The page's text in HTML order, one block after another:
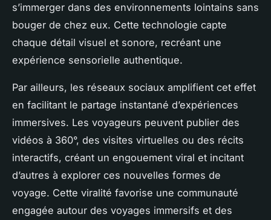
s’immerger dans des environnements lointains sans
bouger de chez eux. Cette technologie capte
chaque détail visuel et sonore, recréant une
expérience sensorielle authentique.
Par ailleurs, les réseaux sociaux amplifient cet effet
en facilitant le partage instantané d’expériences
immersives. Les voyageurs peuvent publier des
vidéos à 360°, des visites virtuelles ou des récits
interactifs, créant un engouement viral et incitant
d’autres à explorer ces nouvelles formes de
voyage. Cette viralité favorise une communauté
engagée autour des voyages immersifs et des